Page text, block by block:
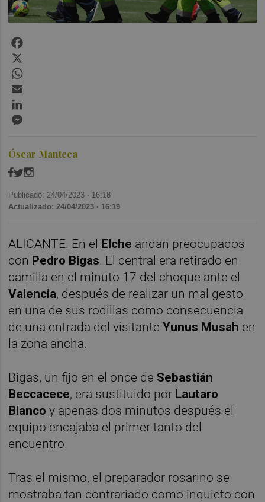
Óscar Manteca
Publicado: 24/04/2023 · 16:18
Actualizado: 24/04/2023 · 16:19
ALICANTE. En el Elche andan preocupados
con Pedro Bigas. El central era retirado en
camilla en el minuto 17 del choque ante el
Valencia, después de realizar un mal gesto
en una de sus rodillas como consecuencia
de una entrada del visitanteYunus Musah en
la zona ancha.
Bigas, un fijo en el once de Sebastián
Beccacece, era sustituido por Lautaro
Blanco y apenas dos minutos después el
equipo encajaba el primer tanto del
encuentro.
Tras el mismo, el preparador rosarino se
mostraba tan contrariado como inquieto con